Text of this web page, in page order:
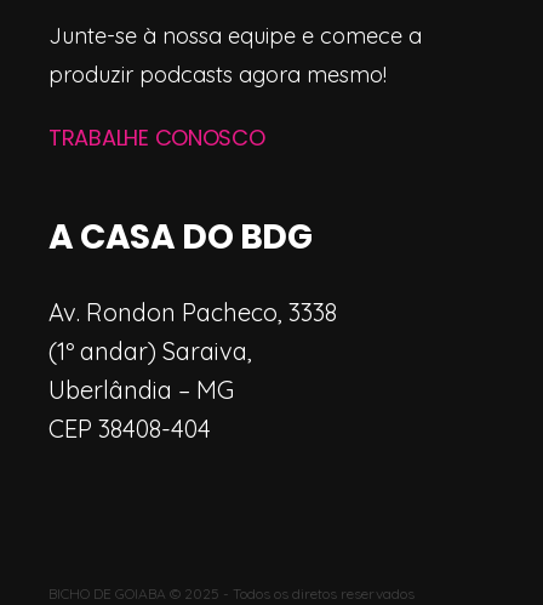
Junte-se à nossa equipe e comece a
produzir podcasts agora mesmo!
TRABALHE CONOSCO
A CASA DO BDG
Av. Rondon Pacheco, 3338
(1º andar) Saraiva,
Uberlândia – MG
CEP 38408-404
BICHO DE GOIABA © 2025 - Todos os diretos reservados